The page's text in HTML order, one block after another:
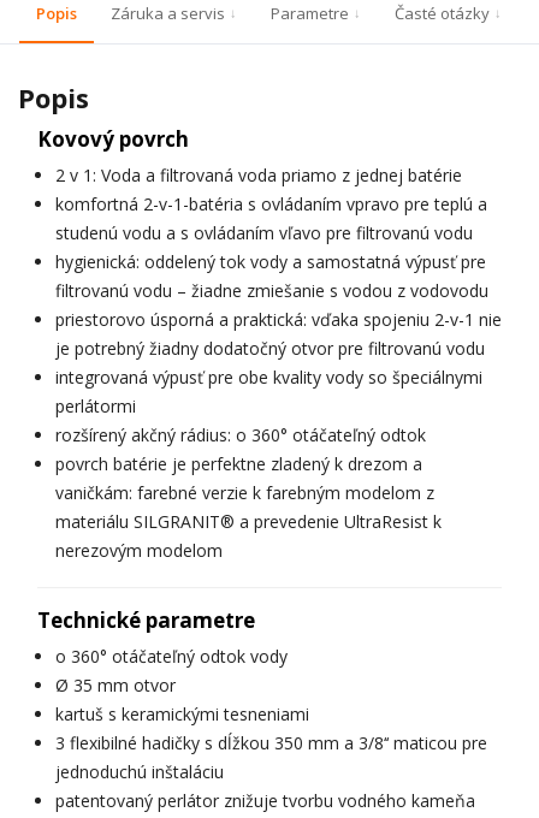
Popis Záruka a servis Parametre Časté otázky
Popis
Kovový povrch
2 v 1: Voda a filtrovaná voda priamo z jednej batérie
komfortná 2-v-1-batéria s ovládaním vpravo pre teplú a
studenú vodu a s ovládaním vľavo pre filtrovanú vodu
hygienická: oddelený tok vody a samostatná výpusť pre
filtrovanú vodu – žiadne zmiešanie s vodou z vodovodu
priestorovo úsporná a praktická: vďaka spojeniu 2-v-1 nie
je potrebný žiadny dodatočný otvor pre filtrovanú vodu
integrovaná výpusť pre obe kvality vody so špeciálnymi
perlátormi
rozšírený akčný rádius: o 360° otáčateľný odtok
povrch batérie je perfektne zladený k drezom a
vaničkám: farebné verzie k farebným modelom z
materiálu SILGRANIT® a prevedenie UltraResist k
nerezovým modelom
Technické parametre
o 360° otáčateľný odtok vody
Ø 35 mm otvor
kartuš s keramickými tesneniami
3 flexibilné hadičky s dĺžkou 350 mm a 3/8‘‘ maticou pre
jednoduchú inštaláciu
patentovaný perlátor znižuje tvorbu vodného kameňa